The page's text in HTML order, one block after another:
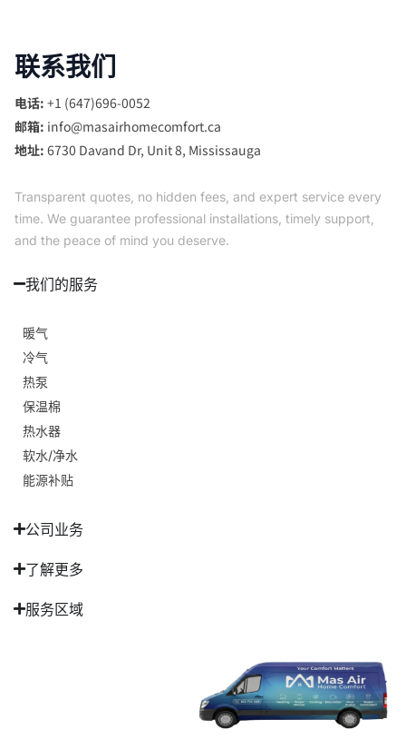
联系我们
电话: +1 (647)696-0052
邮箱: info@masairhomecomfort.ca
地址: 6730 Davand Dr, Unit 8, Mississauga
Transparent quotes, no hidden fees, and expert service every
time. We guarantee professional installations, timely support,
and the peace of mind you deserve.
我们的服务
暖气
冷气
热泵
保温棉
热水器
软水/净水
能源补贴
公司业务
了解更多
服务区域